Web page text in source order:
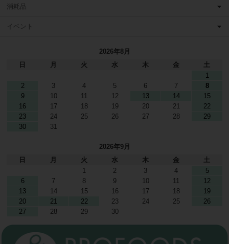
消耗品
イベント
2026年8月
日
月 火 水 木 金
土
1
2
3 4 5 6 7
8
9
10 11 12 13 14
15
16
17 18 19 20 21
22
23
24 25 26 27 28
29
30
31
2026年9月
日
月 火 水 木 金
土
1
2 3 4
5
6
7 8 9 10 11
12
13
14 15 16 17 18
19
20
21 22 23 24 25
26
27
28 29 30